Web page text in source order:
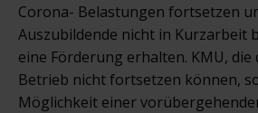
Corona- Belastungen fortsetzen
Auszubildende nicht in Kurzarbeit
eine Förderung erhalten. KMU, die
Betrieb nicht fortsetzen können,
Möglichkeit einer